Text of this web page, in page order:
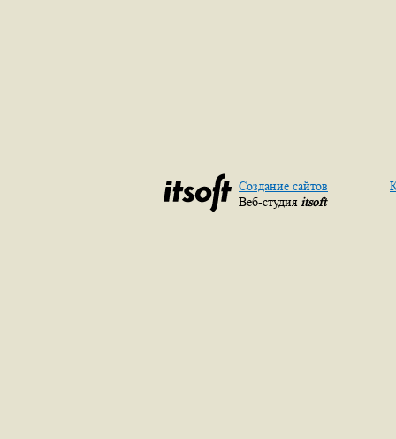
Создание сайтов
Веб-студия itsoft